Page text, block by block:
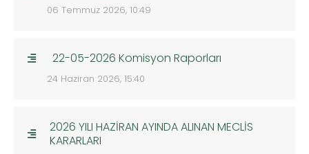
06 Temmuz 2026, 10:49
22-05-2026 Komisyon Raporları
24 Haziran 2026, 15:40
2026 YILI HAZİRAN AYINDA ALINAN MECLİS
KARARLARI